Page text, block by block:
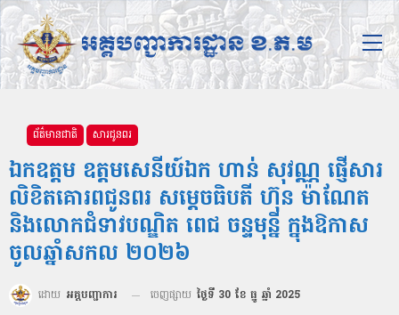
ព័ត៌មានជាតិ សារជូនពរ
ឯកឧត្ដម ឧត្តមសេនីយ៍ឯក ហាន់ សុវណ្ណ ផ្ញើសារ
លិខិតគោរពជូនពរ សម្ដេចធិបតី ហ៊ុន ម៉ាណែត
និងលោកជំទាវបណ្ឌិត ពេជ ចន្ទមុន្នី ក្នុងឱកាស
ចូលឆ្នាំសកល ២០២៦
ដោយ អគ្គបញ្ជាការ ចេញផ្សាយ ថ្ងៃទី 30 ខែ ធ្នូ ឆ្នាំ 2025